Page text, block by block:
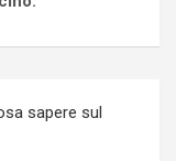
sapere sul